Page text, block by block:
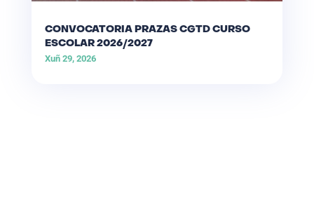
CONVOCATORIA PRAZAS CGTD CURSO
ESCOLAR 2026/2027
Xuñ 29, 2026